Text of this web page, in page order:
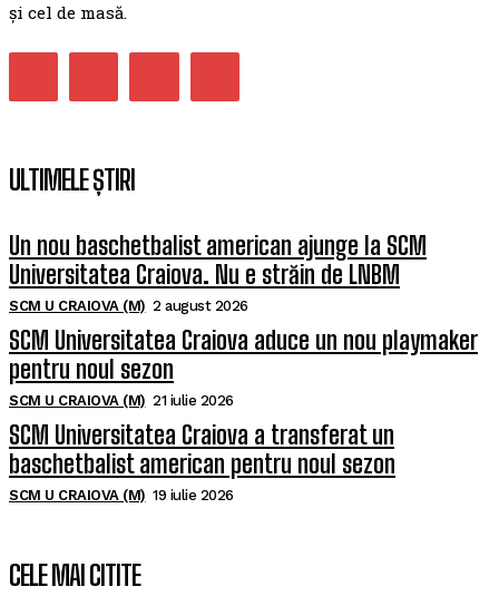
și cel de masă.
ULTIMELE ȘTIRI
Un nou baschetbalist american ajunge la SCM
Universitatea Craiova. Nu e străin de LNBM
SCM U CRAIOVA (M) 2 august 2026
SCM Universitatea Craiova aduce un nou playmaker
pentru noul sezon
SCM U CRAIOVA (M) 21 iulie 2026
SCM Universitatea Craiova a transferat un
baschetbalist american pentru noul sezon
SCM U CRAIOVA (M) 19 iulie 2026
CELE MAI CITITE